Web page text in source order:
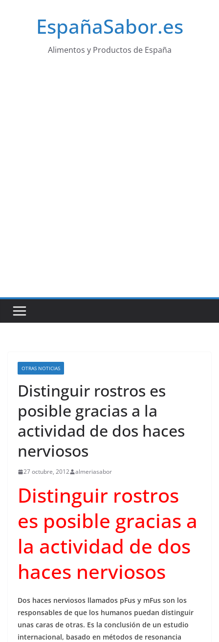
EspañaSabor.es
Alimentos y Productos de España
OTRAS NOTICIAS
Distinguir rostros es
posible gracias a la
actividad de dos haces
nerviosos
27 octubre, 2012 almeriasabor
Distinguir rostros
es posible gracias a
la actividad de dos
haces nerviosos
Dos haces nerviosos llamados pFus y mFus son los
responsables de que los humanos puedan distinguir
unas caras de otras. Es la conclusión de un estudio
internacional, basado en métodos de resonancia